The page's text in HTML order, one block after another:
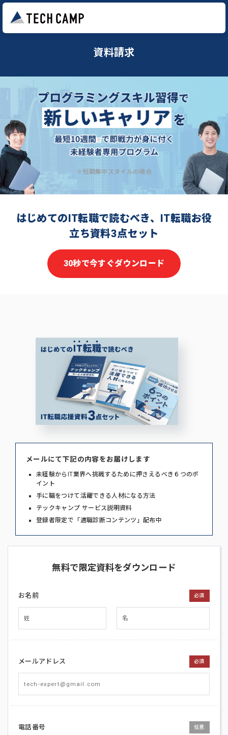
資料請求
※短期集中スタイルの場合
はじめてのIT転職で読むべき、IT転職お役
立ち資料3点セット
30秒で今すぐダウンロード
メールにて下記の内容をお届けします
未経験からIT業界へ挑戦するために押さえるべき６つのポ
イント
手に職をつけて活躍できる人材になる方法
テックキャンプ サービス説明資料
登録者限定で「適職診断コンテンツ」配布中
無料で限定資料をダウンロード
お名前 必須
メールアドレス 必須
電話番号 任意